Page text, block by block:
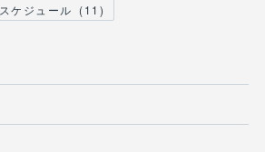
スケジュール (11 )